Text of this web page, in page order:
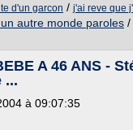
d'un garcon / j'ai reve que
autre monde paroles /
A 46 ANS -
...
à 09:07:35